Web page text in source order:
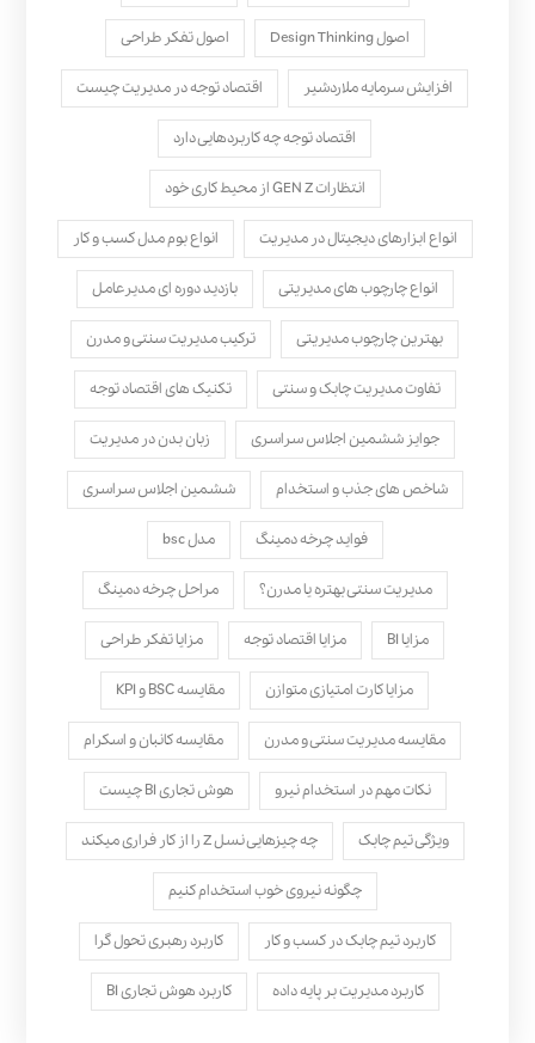
اصول Design Thinking اصول تفکر طراحی
افزایش سرمایه ملاردشیر اقتصاد توجه در مدیریت چیست
اقتصاد توجه چه کاربردهایی دارد
انتظارات GEN Z از محیط کاری خود
انواع ابزارهای دیجیتال در مدیریت انواع بوم مدل کسب‌ و کار
انواع چارچوب های مدیریتی بازدید دوره ای مدیرعامل
بهترین چارچوب مدیریتی ترکیب مدیریت سنتی و مدرن
تفاوت مدیریت چابک و سنتی تکنیک های اقتصاد توجه
جوایز ششمین اجلاس سراسری زبان بدن در مدیریت
شاخص های جذب و استخدام ششمین اجلاس سراسری
فواید چرخه دمینگ مدل bsc
مدیریت سنتی بهتره یا مدرن؟ مراحل چرخه دمینگ
مزایا BI مزایا اقتصاد توجه مزایا تفکر طراحی
مزایا کارت امتیازی متوازن مقایسه BSC و KPI
مقایسه مدیریت سنتی و مدرن مقایسه کانبان و اسکرام
نکات مهم در استخدام نیرو هوش تجاری BI چیست
ویژگی تیم چابک چه چیزهایی نسل Z را از کار فراری میکند
چگونه نیروی خوب استخدام کنیم
کاربرد تیم چابک در کسب و کار کاربرد رهبری تحول‌ گرا
کاربرد مدیریت بر پایه داده کاربرد هوش تجاری BI